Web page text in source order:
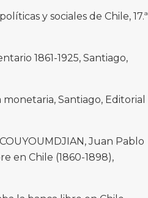
y sociales de Chile, 17.ª
1861-1925, Santiago,
Santiago, Editorial
Juan Pablo
en Chile (1860-1898),